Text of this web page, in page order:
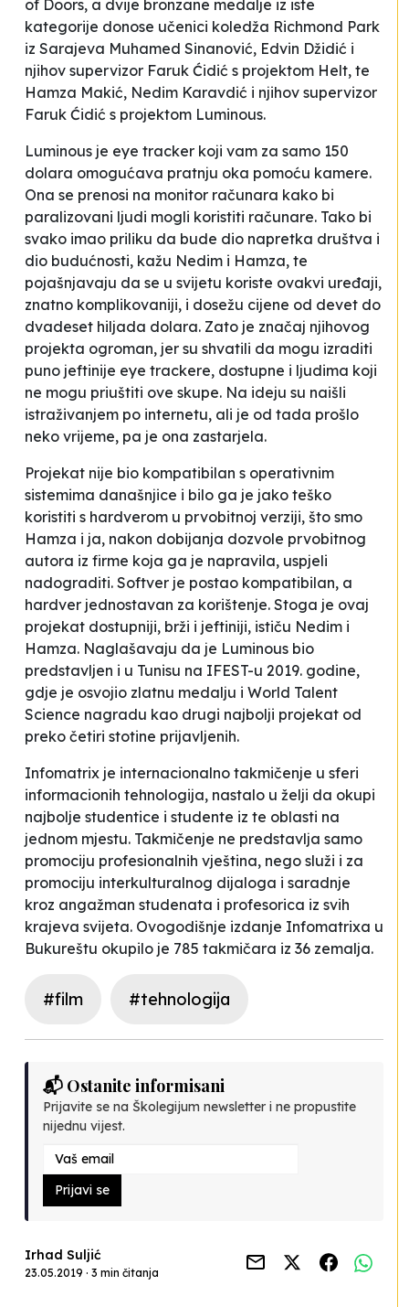
of Doors, a dvije bronzane medalje iz iste
kategorije donose učenici koledža Richmond Park
iz Sarajeva Muhamed Sinanović, Edvin Džidić i
njihov supervizor Faruk Ćidić s projektom Helt, te
Hamza Makić, Nedim Karavdić i njihov supervizor
Faruk Ćidić s projektom Luminous.
Luminous je eye tracker koji vam za samo 150
dolara omogućava pratnju oka pomoću kamere.
Ona se prenosi na monitor računara kako bi
paralizovani ljudi mogli koristiti računare. Tako bi
svako imao priliku da bude dio napretka društva i
dio budućnosti, kažu Nedim i Hamza, te
pojašnjavaju da se u svijetu koriste ovakvi uređaji,
znatno komplikovaniji, i dosežu cijene od devet do
dvadeset hiljada dolara. Zato je značaj njihovog
projekta ogroman, jer su shvatili da mogu izraditi
puno jeftinije eye trackere, dostupne i ljudima koji
ne mogu priuštiti ove skupe. Na ideju su naišli
istraživanjem po internetu, ali je od tada prošlo
neko vrijeme, pa je ona zastarjela.
Projekat nije bio kompatibilan s operativnim
sistemima današnjice i bilo ga je jako teško
koristiti s hardverom u prvobitnoj verziji, što smo
Hamza i ja, nakon dobijanja dozvole prvobitnog
autora iz firme koja ga je napravila, uspjeli
nadograditi. Softver je postao kompatibilan, a
hardver jednostavan za korištenje. Stoga je ovaj
projekat dostupniji, brži i jeftiniji, ističu Nedim i
Hamza. Naglašavaju da je Luminous bio
predstavljen i u Tunisu na IFEST-u 2019. godine,
gdje je osvojio zlatnu medalju i World Talent
Science nagradu kao drugi najbolji projekat od
preko četiri stotine prijavljenih.
Infomatrix je internacionalno takmičenje u sferi
informacionih tehnologija, nastalo u želji da okupi
najbolje studentice i studente iz te oblasti na
jednom mjestu. Takmičenje ne predstavlja samo
promociju profesionalnih vještina, nego služi i za
promociju interkulturalnog dijaloga i saradnje
kroz angažman studenata i profesorica iz svih
krajeva svijeta. Ovogodišnje izdanje Infomatrixa u
Bukureštu okupilo je 785 takmičara iz 36 zemalja.
#film #tehnologija
📬 Ostanite informisani
Prijavite se na Školegijum newsletter i ne propustite
nijednu vijest.
Prijavi se
Irhad Suljić
23.05.2019 · 3 min čitanja